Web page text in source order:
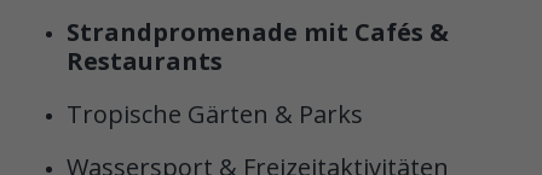
Strandpromenade mit Cafés &
Restaurants
Tropische Gärten & Parks
Wassersport & Freizeitaktivitäten